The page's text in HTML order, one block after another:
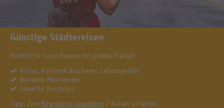
Günstige Städtereisen
Perfekt für kurze Reisen mit großer Vielfalt:
Kultur, Kulinarik & urbanes Lebensgefühl
Beliebte Metropolen
Ideal für Kurztrips
Tipp: Zum Newsletter anmelden + Rabatt erhalten.